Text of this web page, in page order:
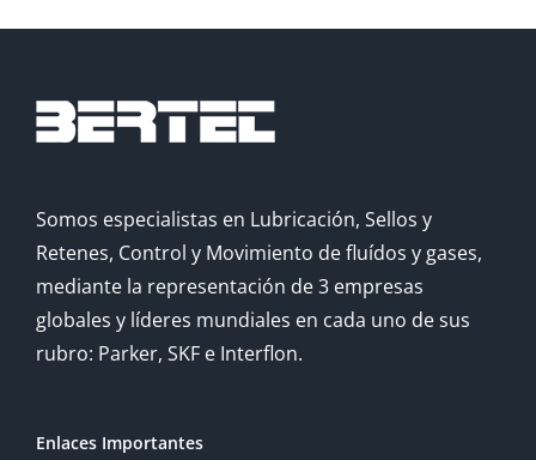
Somos especialistas en Lubricación, Sellos y
Retenes, Control y Movimiento de fluídos y gases,
mediante la representación de 3 empresas
globales y líderes mundiales en cada uno de sus
rubro: Parker, SKF e Interflon.
Enlaces Importantes